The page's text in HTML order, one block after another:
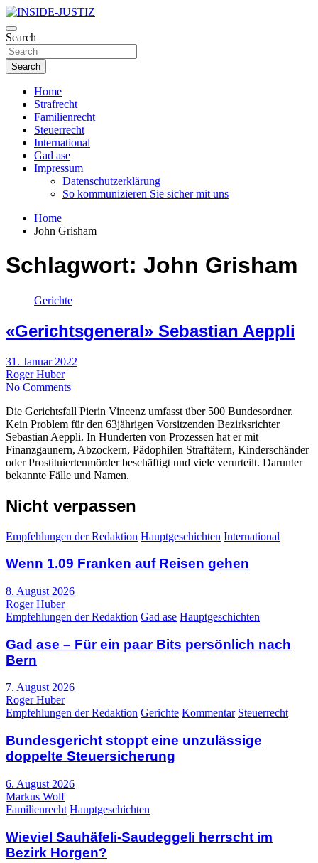
Skip
to
content
INSIDE-JUSTIZ
Investigativer Journalismus zur Dritten Gewalt
Search
Search
Home
Strafrecht
Familienrecht
Steuerrecht
International
Gad ase
Impressum
Datenschutzerklärung
So kommunizieren Sie sicher mit uns
Home
John Grisham
Schlagwort: John Grisham
Gerichte
«Gerichtsgeneral» Sebastian Aeppli
31. Januar 2022
Roger Huber
No Comments
Die Gerichtsfall Pierin Vincenz umfasst über 500 Bundesordner.
Kein Problem für den 63jährigen Vorsitzenden Bezirksrichter
Sebastian Aeppli. In Hunderten von Prozessen hat er mit
Finanzgaunern, Abzockern, Pädophilen Straftätern, Kinderschänder
oder Prostituiertenmörder beschäftigt und viele verurteilt. Darunter
bekannte Fälle und Namen.
Nicht verpassen
Empfehlungen der Redaktion Hauptgeschichten International
Wenn 1.09 Franken auf Reisen gehen
8. August 2026
Roger Huber
Empfehlungen der Redaktion Gad ase Hauptgeschichten
Gad ase – Für ein paar Bits persönlich nach
Bern
7. August 2026
Roger Huber
Empfehlungen der Redaktion Gerichte Kommentar Steuerrecht
Bundesgericht stoppt eine unzulässige
doppelte Steuersicherung
6. August 2026
Markus Wolf
Familienrecht Hauptgeschichten
Wieviel Sauhäfeli-Saudeggeli herrscht im
Bezirk Horgen?